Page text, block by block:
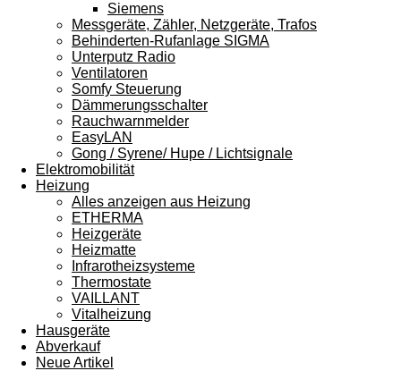
Siemens
Messgeräte, Zähler, Netzgeräte, Trafos
Behinderten-Rufanlage SIGMA
Unterputz Radio
Ventilatoren
Somfy Steuerung
Dämmerungsschalter
Rauchwarnmelder
EasyLAN
Gong / Syrene/ Hupe / Lichtsignale
Elektromobilität
Heizung
Alles anzeigen aus Heizung
ETHERMA
Heizgeräte
Heizmatte
Infrarotheizsysteme
Thermostate
VAILLANT
Vitalheizung
Hausgeräte
Abverkauf
Neue Artikel